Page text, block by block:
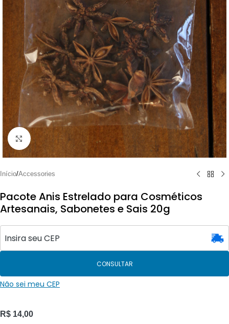
Clique para ampliar
Início/Accessories
Pacote Anis Estrelado para Cosméticos
Artesanais, Sabonetes e Sais 20g
CONSULTAR
Não sei meu CEP
R$ 14,00